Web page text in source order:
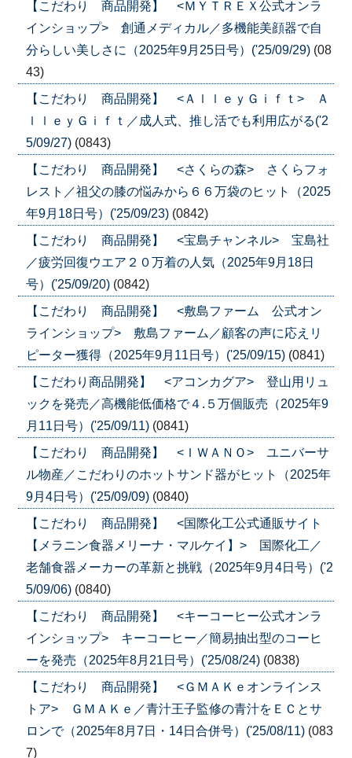
【こだわり 商品開発】 <ＭＹＴＲＥＸ公式オンラ
インショップ> 創通メディカル／多機能美顔器で自
分らしい美しさに（2025年9月25日号）('25/09/29) (08
43)
【こだわり 商品開発】 <ＡｌｌｅｙＧｉｆｔ> Ａ
ｌｌｅｙＧｉｆｔ／成人式、推し活でも利用広がる('2
5/09/27) (0843)
【こだわり 商品開発】 <さくらの森> さくらフォ
レスト／祖父の膝の悩みから６６万袋のヒット（2025
年9月18日号）('25/09/23) (0842)
【こだわり 商品開発】 <宝島チャンネル> 宝島社
／疲労回復ウエア２０万着の人気（2025年9月18日
号）('25/09/20) (0842)
【こだわり 商品開発】 <敷島ファーム 公式オン
ラインショップ> 敷島ファーム／顧客の声に応えリ
ピーター獲得（2025年9月11日号）('25/09/15) (0841)
【こだわり商品開発】 <アコンカグア> 登山用リュ
ックを発売／高機能低価格で４.５万個販売（2025年9
月11日号）('25/09/11) (0841)
【こだわり 商品開発】 <ＩＷＡＮＯ> ユニバーサ
ル物産／こだわりのホットサンド器がヒット（2025年
9月4日号）('25/09/09) (0840)
【こだわり 商品開発】 <国際化工公式通販サイト
【メラニン食器メリーナ・マルケイ】> 国際化工／
老舗食器メーカーの革新と挑戦（2025年9月4日号）('2
5/09/06) (0840)
【こだわり 商品開発】 <キーコーヒー公式オンラ
インショップ> キーコーヒー／簡易抽出型のコーヒ
ーを発売（2025年8月21日号）('25/08/24) (0838)
【こだわり 商品開発】 <ＧＭＡＫｅオンラインス
トア> ＧＭＡＫｅ／青汁王子監修の青汁をＥＣとサ
ロンで（2025年8月7日・14日合併号）('25/08/11) (083
7)